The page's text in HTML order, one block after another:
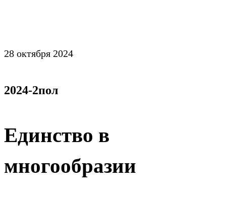
28 октября 2024
2024-2пол
Единство в
многообразии